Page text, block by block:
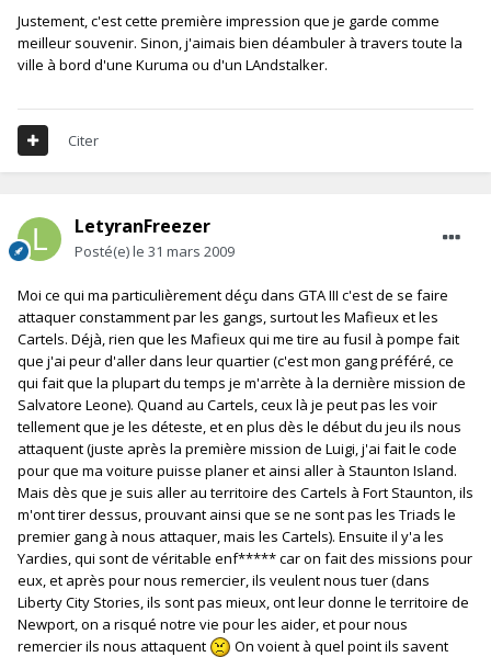
Justement, c'est cette première impression que je garde comme
meilleur souvenir. Sinon, j'aimais bien déambuler à travers toute la
ville à bord d'une Kuruma ou d'un LAndstalker.
Citer
LetyranFreezer
Posté(e)le 31 mars 2009
Moi ce qui ma particulièrement déçu dans GTA III c'est de se faire
attaquer constamment par les gangs, surtout les Mafieux et les
Cartels. Déjà, rien que les Mafieux qui me tire au fusil à pompe fait
que j'ai peur d'aller dans leur quartier (c'est mon gang préféré, ce
qui fait que la plupart du temps je m'arrète à la dernière mission de
Salvatore Leone). Quand au Cartels, ceux là je peut pas les voir
tellement que je les déteste, et en plus dès le début du jeu ils nous
attaquent (juste après la première mission de Luigi, j'ai fait le code
pour que ma voiture puisse planer et ainsi aller à Staunton Island.
Mais dès que je suis aller au territoire des Cartels à Fort Staunton, ils
m'ont tirer dessus, prouvant ainsi que se ne sont pas les Triads le
premier gang à nous attaquer, mais les Cartels). Ensuite il y'a les
Yardies, qui sont de véritable enf***** car on fait des missions pour
eux, et après pour nous remercier, ils veulent nous tuer (dans
Liberty City Stories, ils sont pas mieux, ont leur donne le territoire de
Newport, on a risqué notre vie pour les aider, et pour nous
remercier ils nous attaquent
On voient à quel point ils savent